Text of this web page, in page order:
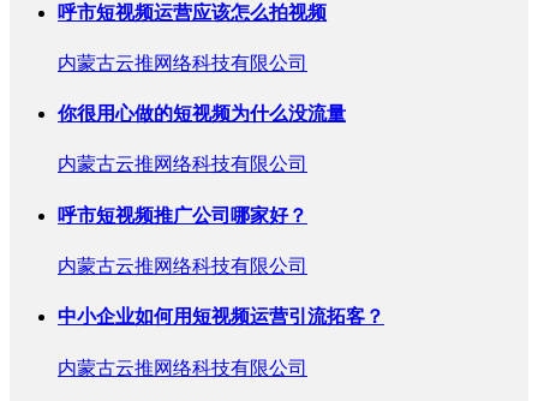
呼市短视频运营应该怎么拍视频
内蒙古云推网络科技有限公司
你很用心做的短视频为什么没流量
内蒙古云推网络科技有限公司
呼市短视频推广公司哪家好？
内蒙古云推网络科技有限公司
中小企业如何用短视频运营引流拓客？
内蒙古云推网络科技有限公司